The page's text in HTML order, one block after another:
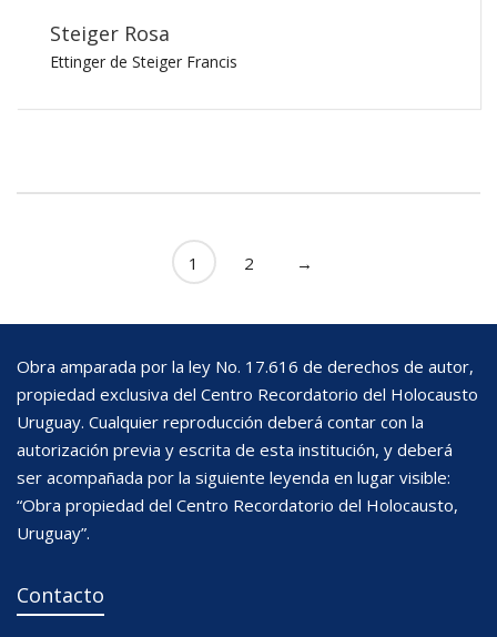
Steiger Rosa
Ettinger de Steiger Francis
1 2 →
Obra amparada por la ley No. 17.616 de derechos de autor,
propiedad exclusiva del Centro Recordatorio del Holocausto
Uruguay. Cualquier reproducción deberá contar con la
autorización previa y escrita de esta institución, y deberá
ser acompañada por la siguiente leyenda en lugar visible:
“Obra propiedad del Centro Recordatorio del Holocausto,
Uruguay”.
Contacto